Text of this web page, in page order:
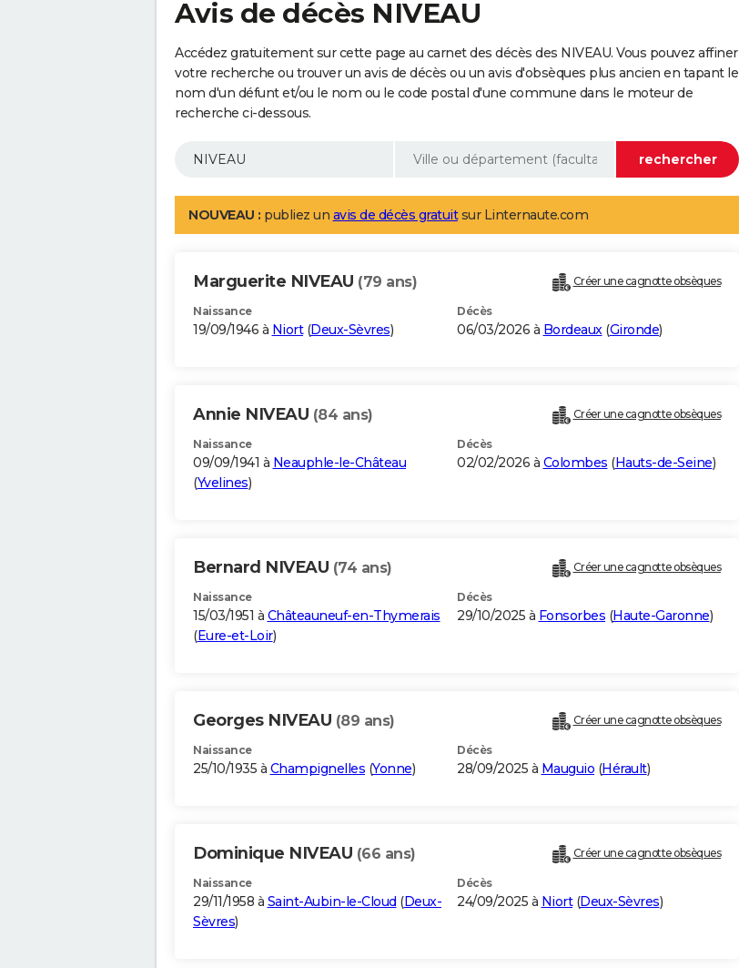
Avis de décès NIVEAU
Accédez gratuitement sur cette page au carnet des décès des NIVEAU. Vous pouvez affiner
votre recherche ou trouver un avis de décès ou un avis d'obsèques plus ancien en tapant le
nom d'un défunt et/ou le nom ou le code postal d'une commune dans le moteur de
recherche ci-dessous.
NOUVEAU : publiez un avis de décès gratuitsur Linternaute.com
Marguerite NIVEAU (79 ans) Créer une cagnotte obsèques
Naissance
19/09/1946 à Niort(Deux-Sèvres)
Décès
06/03/2026 à Bordeaux(Gironde)
Annie NIVEAU (84 ans) Créer une cagnotte obsèques
Naissance
09/09/1941 à Neauphle-le-Château
(Yvelines)
Décès
02/02/2026 à Colombes (Hauts-de-Seine)
Bernard NIVEAU (74 ans) Créer une cagnotte obsèques
Naissance
15/03/1951 à Châteauneuf-en-Thymerais
(Eure-et-Loir)
Décès
29/10/2025 à Fonsorbes (Haute-Garonne)
Georges NIVEAU (89 ans) Créer une cagnotte obsèques
Naissance
25/10/1935 à Champignelles (Yonne)
Décès
28/09/2025 à Mauguio (Hérault)
Dominique NIVEAU (66 ans) Créer une cagnotte obsèques
Naissance
29/11/1958 à Saint-Aubin-le-Cloud (Deux-
Sèvres)
Décès
24/09/2025 à Niort(Deux-Sèvres)